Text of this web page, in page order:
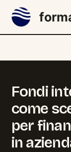
Fondi
come
per
in